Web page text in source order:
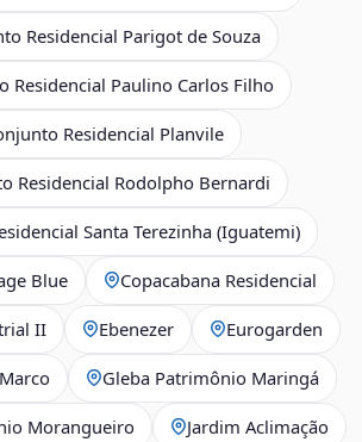
Residencial Parigot de Souza
Residencial Paulino Carlos Filho
Residencial Planvile
Residencial Rodolpho Bernardi
Santa Terezinha (Iguatemi)
Blue Copacabana Residencial
II Ebenezer Eurogarden
Gleba Patrimônio Maringá
Morangueiro Jardim Aclimação